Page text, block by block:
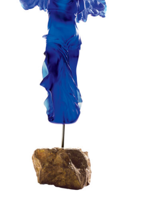
À WINGEN-SUR-MODER, QUINZE ANS DE
CRISTAL COMME TERRAIN D’ÉPREUVE